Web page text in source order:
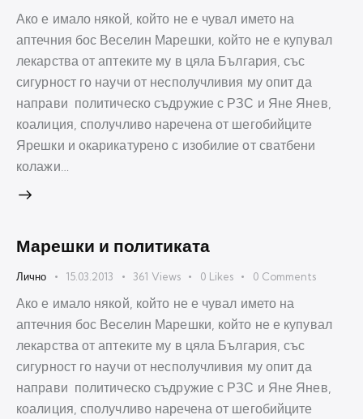
Ако е имало някой, който не е чувал името на
аптечния бос Веселин Марешки, който не е купувал
лекарства от аптеките му в цяла България, със
сигурност го научи от несполучливия му опит да
направи политическо съдружие с РЗС и Яне Янев,
коалиция, сполучливо наречена от шегобийците
Ярешки и окарикатурено с изобилие от сватбени
колажи…
Марешки и политиката
Лично 15.03.2013 361 Views 0 Likes 0 Comments
Ако е имало някой, който не е чувал името на
аптечния бос Веселин Марешки, който не е купувал
лекарства от аптеките му в цяла България, със
сигурност го научи от несполучливия му опит да
направи политическо съдружие с РЗС и Яне Янев,
коалиция, сполучливо наречена от шегобийците